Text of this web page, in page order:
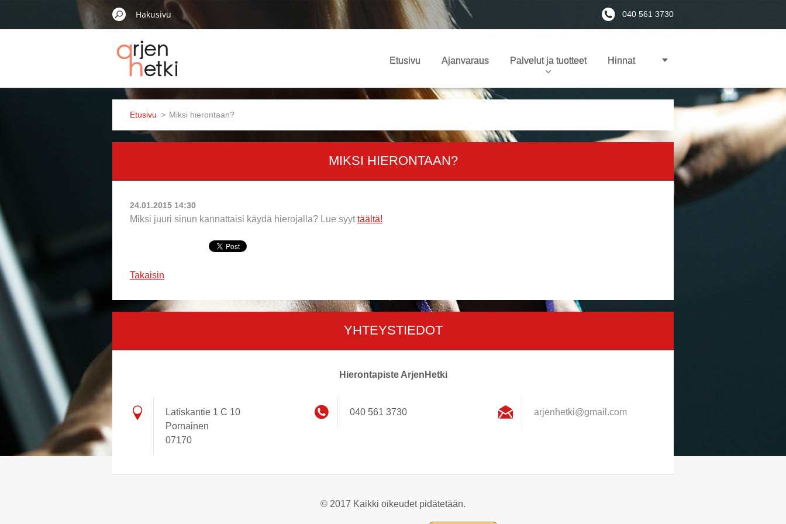
040 561 3730
Etusivu Ajanvaraus Palvelut ja tuotteet Hinnat
Etusivu > Miksi hierontaan?
MIKSI HIERONTAAN?
24.01.2015 14:30
Miksi juuri sinun kannattaisi käydä hierojalla? Lue syyt täältä!
Takaisin
YHTEYSTIEDOT
Hierontapiste ArjenHetki
Latiskantie 1 C 10
Pornainen
07170
040 561 3730 arjenhetki@gmail .com
© 2017 Kaikki oikeudet pidätetään.